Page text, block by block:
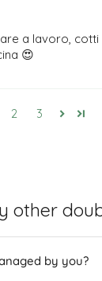
a lavoro, cotti
😍
2 3
other
by you?